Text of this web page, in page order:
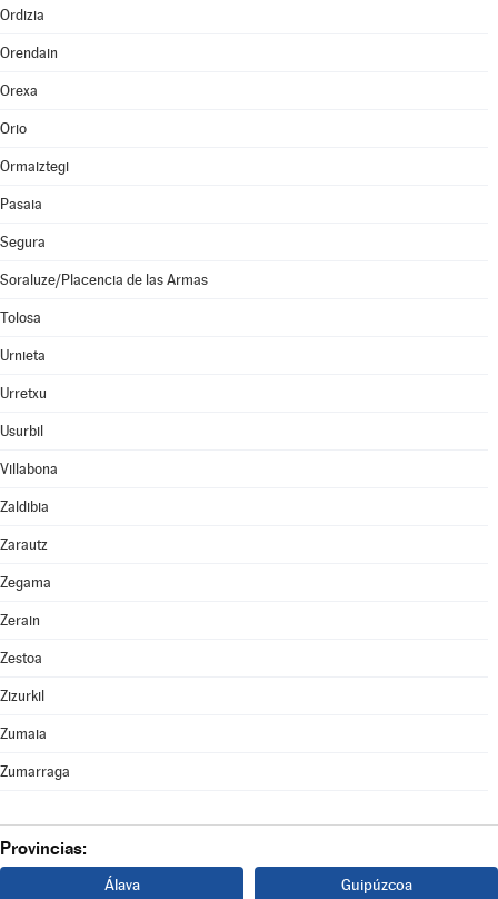
Ordizia
Orendain
Orexa
Orio
Ormaiztegi
Pasaia
Segura
Soraluze/Placencia de las Armas
Tolosa
Urnieta
Urretxu
Usurbil
Villabona
Zaldibia
Zarautz
Zegama
Zerain
Zestoa
Zizurkil
Zumaia
Zumarraga
Provincias:
Álava Guipúzcoa